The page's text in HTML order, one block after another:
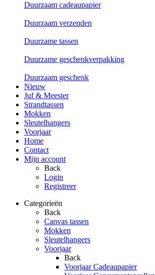
Duurzaam cadeaupapier
Duurzaam verzenden
Duurzame tassen
Duurzame geschenkverpakking
Duurzaam geschenk
Nieuw
Juf & Meester
Strandtassen
Mokken
Sleutelhangers
Voorjaar
Home
Contact
Mijn account
Back
Login
Registreer
Categorieën
Back
Canvas tassen
Mokken
Sleutelhangers
Voorjaar
Back
Voorjaar Cadeaupapier